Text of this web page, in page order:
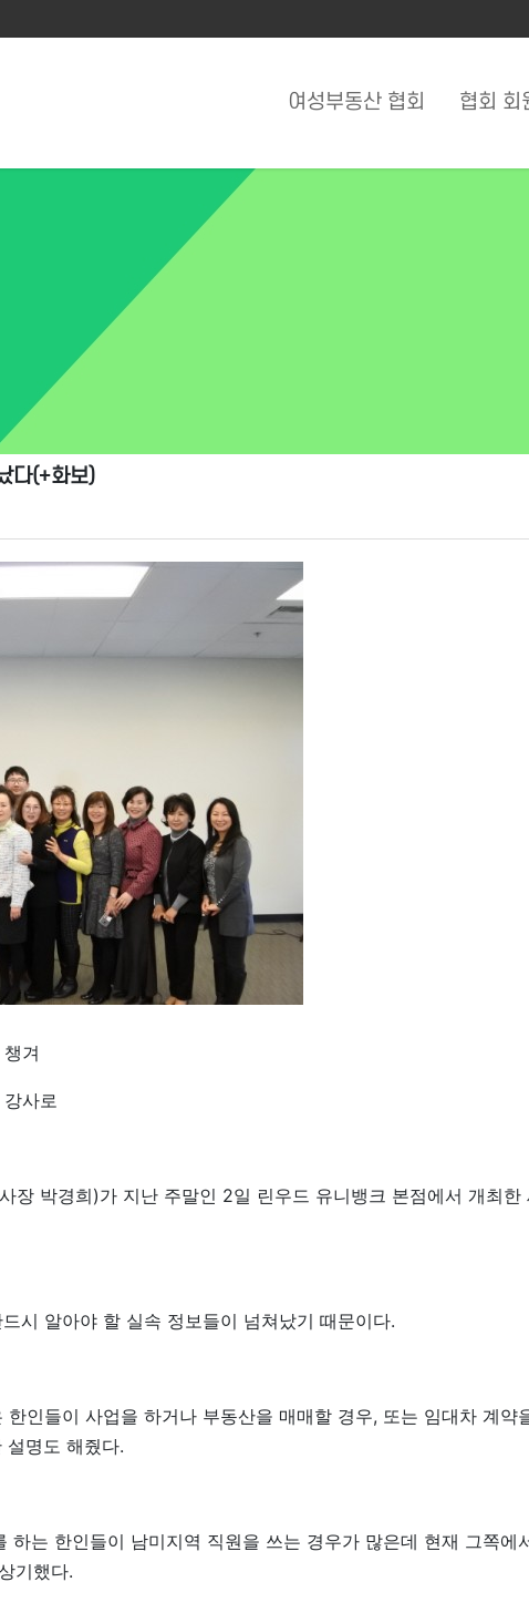
여성부동산 협회 협회 회
다(+화보)
겨
사로
장 박경희)가 지난 주말인 2일 린우드 유니뱅크 본점에서 개최
시 알아야 할 실속 정보들이 넘쳐났기 때문이다.
인들이 사업을 하거나 부동산을 매매할 경우, 또는 임대차 계약
명도 해줬다.
하는 한인들이 남미지역 직원을 쓰는 경우가 많은데 현재 그쪽에
기했다.